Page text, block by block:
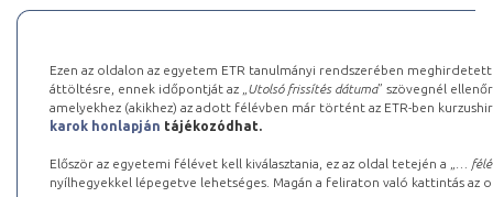
Ezen az oldalon az egyetem ETR tanulmányi rendszerében
áttöltésre, ennek időpontját az „ Utolsó frissítés dátuma” szövegnél
amelyekhez (akikhez) az adott félévben már történt az ETR-ben
karok honlapján tájékozódhat.
Először az egyetemi félévet kell kiválasztania, ez az oldal tetején a „
…
nyílhegyekkel lépegetve lehetséges. Magán a feliraton való kattintás az